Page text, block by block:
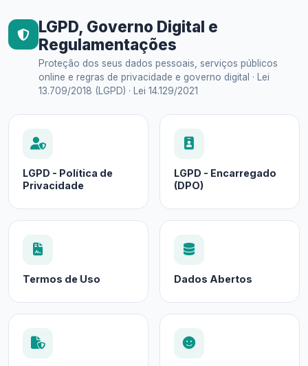
LGPD, Governo Digital e
Regulamentações
Proteção dos seus dados pessoais, serviços públicos
online e regras de privacidade e governo digital · Lei
13.709/2018 (LGPD) · Lei 14.129/2021
LGPD - Política de
Privacidade
LGPD - Encarregado
(DPO)
Termos de Uso Dados Abertos